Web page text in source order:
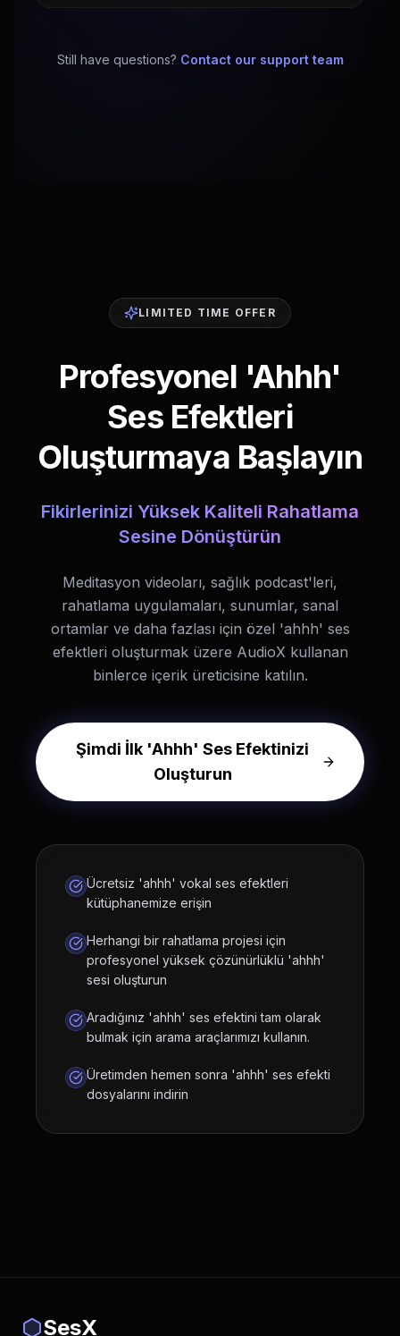
Still have questions? Contact our support team
LIMITED TIME OFFER
Profesyonel 'Ahhh'
Ses Efektleri
Oluşturmaya Başlayın
Fikirlerinizi Yüksek Kaliteli Rahatlama
Sesine Dönüştürün
Meditasyon videoları, sağlık podcast'leri,
rahatlama uygulamaları, sunumlar, sanal
ortamlar ve daha fazlası için özel 'ahhh' ses
efektleri oluşturmak üzere AudioX kullanan
binlerce içerik üreticisine katılın.
Şimdi İlk 'Ahhh' Ses Efektinizi
Oluşturun
Ücretsiz 'ahhh' vokal ses efektleri
kütüphanemize erişin
Herhangi bir rahatlama projesi için
profesyonel yüksek çözünürlüklü 'ahhh'
sesi oluşturun
Aradığınız 'ahhh' ses efektini tam olarak
bulmak için arama araçlarımızı kullanın.
Üretimden hemen sonra 'ahhh' ses efekti
dosyalarını indirin
SesX